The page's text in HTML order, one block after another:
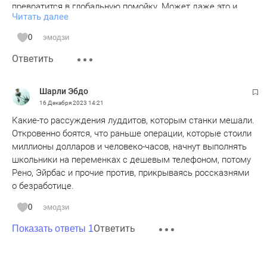
превратится в глобальную помойку. Может даже это и
здорово, про нас столько насобирали информации, что, в
ситуации данного кавардака, ты можешь всегда сказать -
это ИИ и никто ничего не докажет)) А отдельные области
должны и будут регламентироваться.
Читать далее
0 эмодзи
Ответить
Шарли Эбдо
16 Декабря 2023 14:21
Какие-то рассуждения луддитов, которым станки мешали.
Откровенно боятся, что раньше операции, которые стоили
миллионы долларов и человеко-часов, начнут выполнять
школьники на переменках с дешевым телефоном, потому
Рено, Эйрбас и прочие против, прикрываясь россказнями
о безработице.
0 эмодзи
Показать ответы 1Ответить